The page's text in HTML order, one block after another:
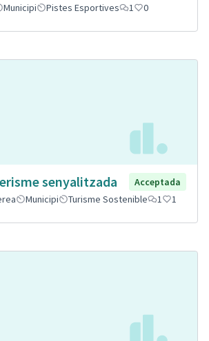
Municipi Pistes Esportives 1 0
senyalitzada
Acceptada
Municipi Turisme Sostenible 1 1